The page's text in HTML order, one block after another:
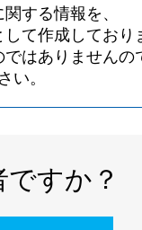
する情報を、
て作成しており
はありませんの
い。
すか？